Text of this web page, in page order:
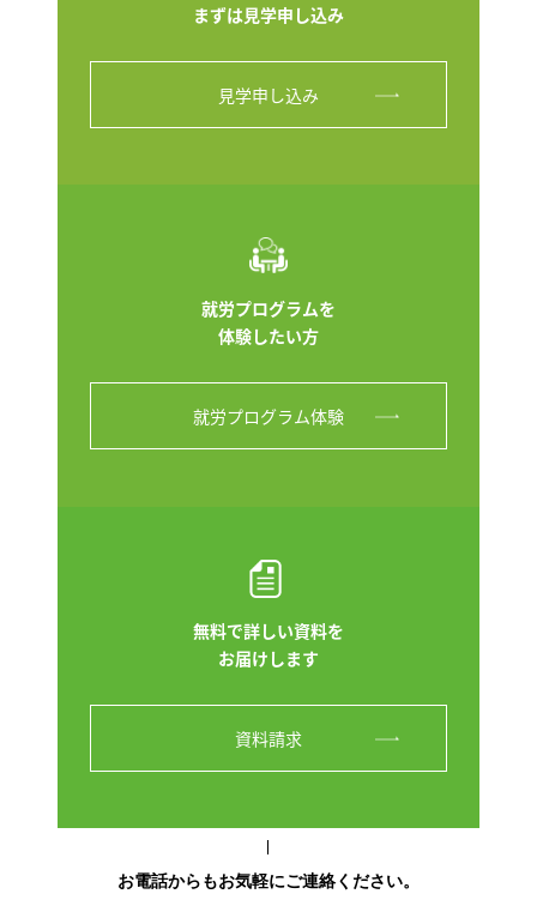
まずは見学申し込み
見学申し込み
就労プログラムを
体験したい方
就労プログラム体験
無料で詳しい資料を
お届けします
資料請求
お電話からもお気軽にご連絡ください。